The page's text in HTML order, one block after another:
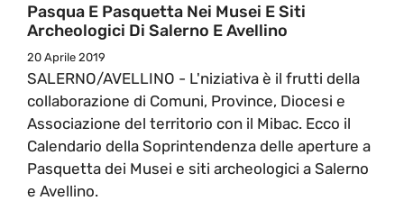
Pasqua E Pasquetta Nei Musei E Siti
Archeologici Di Salerno E Avellino
20 Aprile 2019
SALERNO/AVELLINO - L'niziativa è il frutti della
collaborazione di Comuni, Province, Diocesi e
Associazione del territorio con il Mibac. Ecco il
Calendario della Soprintendenza delle aperture a
Pasquetta dei Musei e siti archeologici a Salerno
e Avellino.